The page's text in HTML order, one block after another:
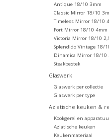
Antique 18/10 3mm
Classic Mirror 18/10
Timeless Mirror 18/10
Fort Mirror 18/10 4mm
Victoria Mirror 18/10
Splendido Vintage 18/
Dinamica Mirror 18/10
Steakbestek
Glaswerk
Glaswerk per collectie
Glaswerk per type
Aziatische keuken &
Kookgerei en
Aziatische keuken
Keukenmateriaal